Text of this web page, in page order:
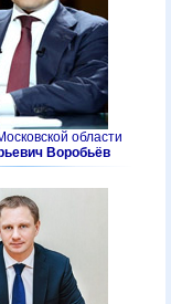
области
Воробьёв